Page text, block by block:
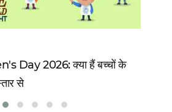
Day 2026: क्या हैं बच्चों के
से